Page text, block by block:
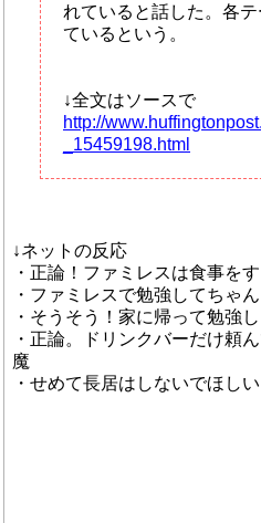
れていると話した。各
ているという。
↓全文はソースで
http://
_15459198.html
↓ネットの反応
・正論！ファミレスは食事を
・ファミレスで勉強してちゃ
・そうそう！家に帰って勉強し
・正論。ドリンクバーだけ頼
魔
・せめて長居はしないでほし